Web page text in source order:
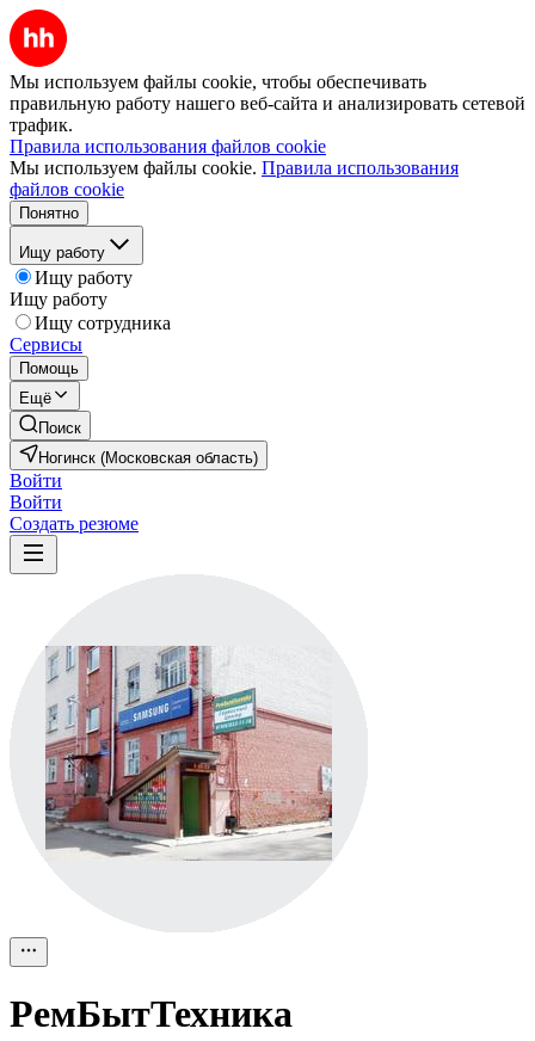
Мы используем файлы cookie, чтобы обеспечивать
правильную работу нашего веб-сайта и анализировать сетевой
трафик.
Правила использования файлов cookie
Мы используем файлы cookie. Правила использования
файлов cookie
Понятно
Ищу работу
Ищу работу
Ищу работу
Ищу сотрудника
Сервисы
Помощь
Ещё
Поиск
Ногинск (Московская область)
Войти
Войти
Создать резюме
РемБытТехника